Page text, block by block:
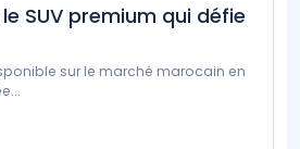
SUV premium qui défie
sur le marché marocain en